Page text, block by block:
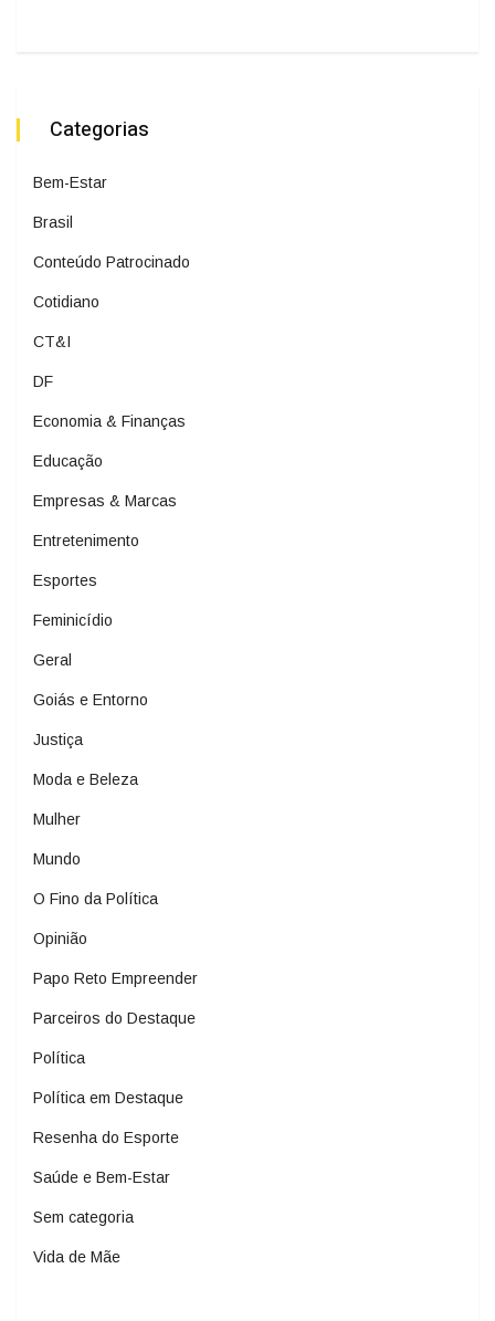
Categorias
Bem-Estar
Brasil
Conteúdo Patrocinado
Cotidiano
CT&I
DF
Economia & Finanças
Educação
Empresas & Marcas
Entretenimento
Esportes
Feminicídio
Geral
Goiás e Entorno
Justiça
Moda e Beleza
Mulher
Mundo
O Fino da Política
Opinião
Papo Reto Empreender
Parceiros do Destaque
Política
Política em Destaque
Resenha do Esporte
Saúde e Bem-Estar
Sem categoria
Vida de Mãe